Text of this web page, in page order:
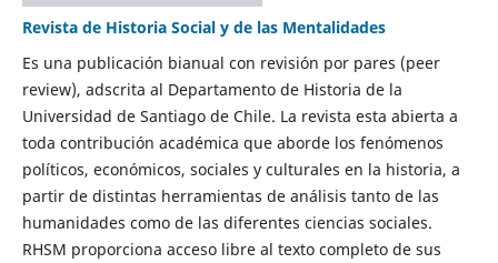
Revista de Historia Social y de las Mentalidades
Es una publicación bianual con revisión por pares (peer
review), adscrita al Departamento de Historia de la
Universidad de Santiago de Chile. La revista esta abierta a
toda contribución académica que aborde los fenómenos
políticos, económicos, sociales y culturales en la historia, a
partir de distintas herramientas de análisis tanto de las
humanidades como de las diferentes ciencias sociales.
RHSM proporciona acceso libre al texto completo de sus